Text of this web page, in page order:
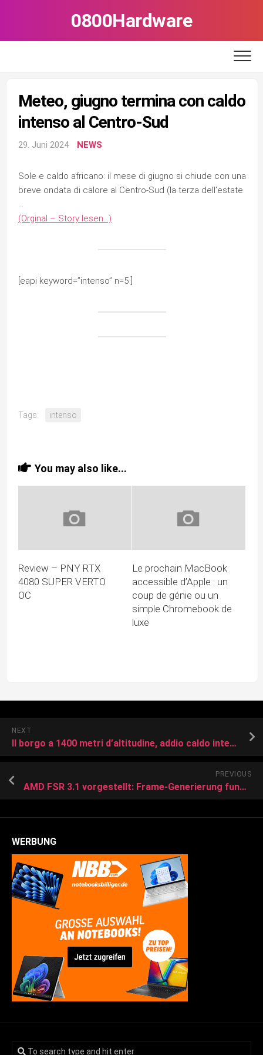
0800Hardware
Meteo, giugno termina con caldo
intenso al Centro-Sud
29. Juni 2024 NEWS
Sole e caldo africano: il mese di giugno si chiude con una
breve ondata di calore al Centro-Sud (la terza dell’estate
…
(Orginal – Story lesen…)
[eapi keyword=”intenso” n=5 ]
Tags: intenso
You may also like...
Review – PNY RTX
4080 SUPER VERTO
OC
Le prochain MacBook
accessible d’Apple : un
coup de génie ou un
simple Chromebook de
luxe
NEXT
Il borgo a 1400 metri d’altitudine, addio caldo intenso: qui l’aria è freschissima
PREVIOUS
AMD FSR 3.1 vorgestellt: Frame-Generierung funktioniert auch auf Nvidia GeForce RTX und Intel Arc GPUs
WERBUNG